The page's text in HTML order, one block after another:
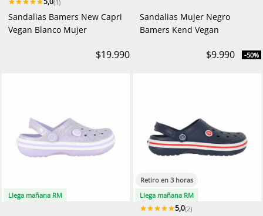
(1)
Sandalias Bamers New Capri
Vegan Blanco Mujer
$19.990
Sandalias Mujer Negro
Bamers Kend Vegan
$9.990 -50%
Llega mañana RM
Retiro en 3 horas
Llega mañana RM
5,0(2)